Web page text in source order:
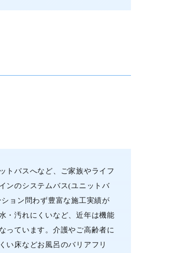
トバスへなど、ご家族やライフ
ンのシステムバス(ユニットバ
ョン問わず豊富な施工実績が
・汚れにくいなど、近年は機能
っています。介護やご高齢者に
い床などお風呂のバリアフリ